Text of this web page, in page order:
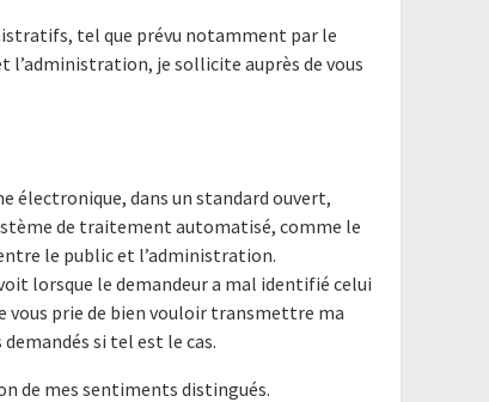
tel que prévu notamment par le
l’administration, je sollicite auprès de vous
électronique, dans un standard ouvert,
de traitement automatisé, comme le
le public et l’administration.
lorsque le demandeur a mal identifié celui
vous prie de bien vouloir transmettre ma
si tel est le cas.
de mes sentiments distingués.